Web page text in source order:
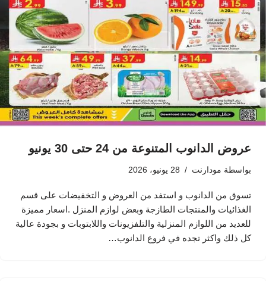
عروض الدانوب المتنوعة من 24 حتى 30 يونيو
بواسطة مودارنت 28 يونيو، 2026
تسوق من الدانوب و استفد من العروض و التخفيضات على قسم
الغذائيات والمنتجات الطازجة وبعض لوازم المنزل .اسعار مميزة
للعديد من اللوازم المنزلية والتلفزيونات واللابتوبات و بجودة عالية
كل ذلك واكثر تجده في فروع الدانوب…